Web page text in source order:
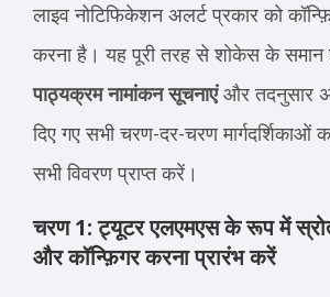
लाइव नोटिफिकेशन अलर्ट प्रकार को
करना है। यह पूरी तरह से शोकेस के
पाठ्यक्रम नामांकन सूचनाएंऔर तदनुसार
दिए गए सभी चरण-दर-चरण
सभी विवरण प्राप्त करें।
चरण 1: ट्यूटर एलएमएस के रूप में
और कॉन्फ़िगर करना प्रारंभ करें